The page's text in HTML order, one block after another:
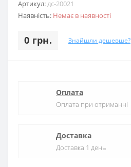
Артикул:дс-20021
Наявність: Немає в наявності
0 грн. Знайшли дешевше?
Оплата
Оплата при отриманні
Доставка
Доставка 1 день